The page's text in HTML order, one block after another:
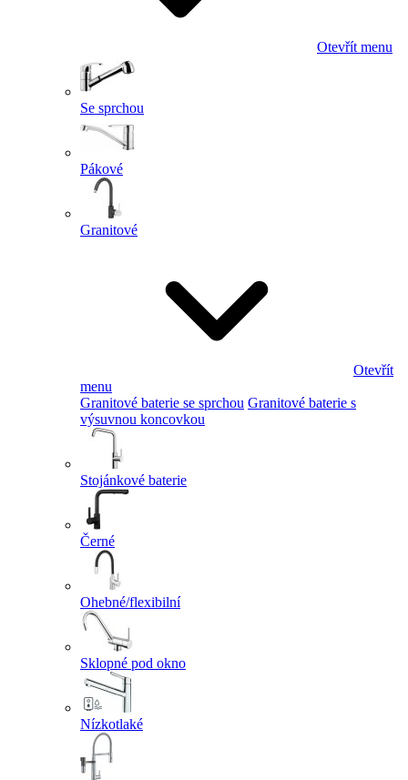
Otevřít menu
Se sprchou
Pákové
Granitové
Otevřít
menu
Granitové baterie se sprchou Granitové baterie s
výsuvnou koncovkou
Stojánkové baterie
Černé
Ohebné/flexibilní
Sklopné pod okno
Nízkotlaké